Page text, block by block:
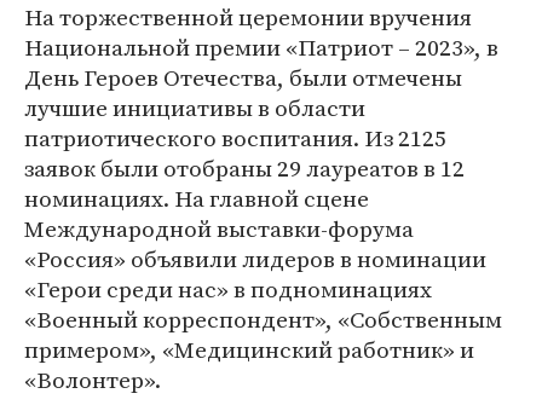
На торжественной церемонии вручения
Национальной премии «Патриот – 2023», в
День Героев Отечества, были отмечены
лучшие инициативы в области
патриотического воспитания. Из 2125
заявок были отобраны 29 лауреатов в 12
номинациях. На главной сцене
Международной выставки-форума
«Россия» объявили лидеров в номинации
«Герои среди нас» в подноминациях
«Военный корреспондент», «Собственным
примером», «Медицинский работник» и
«Волонтер».